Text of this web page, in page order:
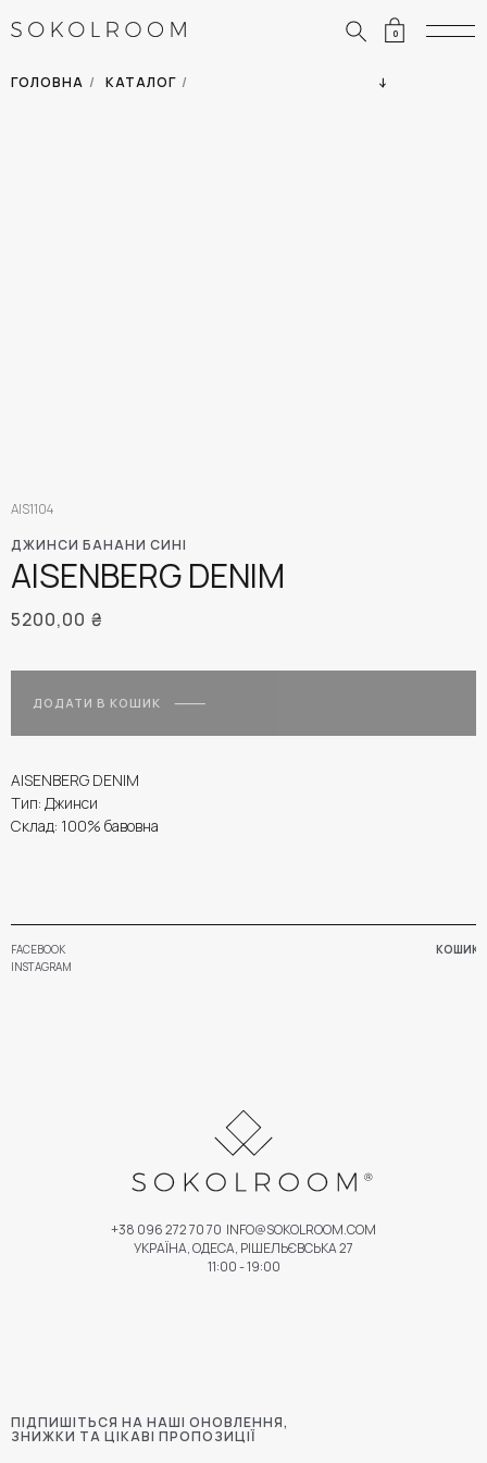
0
ГОЛОВНА / КАТАЛОГ /
ДЖИНСИ БАНАНИ СИНІ
AISENBERG DENIM
AIS1104
5200,00 ₴
ДОДАТИ В КОШИК
AISENBERG DENIM
Тип: Джинси
Склад: 100% бавовна
FACEBOOK КОШИК
ПІДПИШІТЬСЯ НА НАШІ ОНОВЛЕННЯ,
ЗНИЖКИ ТА ЦІКАВІ ПРОПОЗИЦІЇ
+38 096 272 70 70 INFO@SOKOLROOM.COM
УКРАЇНА, ОДЕСА, РІШЕЛЬЄВСЬКА 27
11:00 - 19:00
INSTAGRAM